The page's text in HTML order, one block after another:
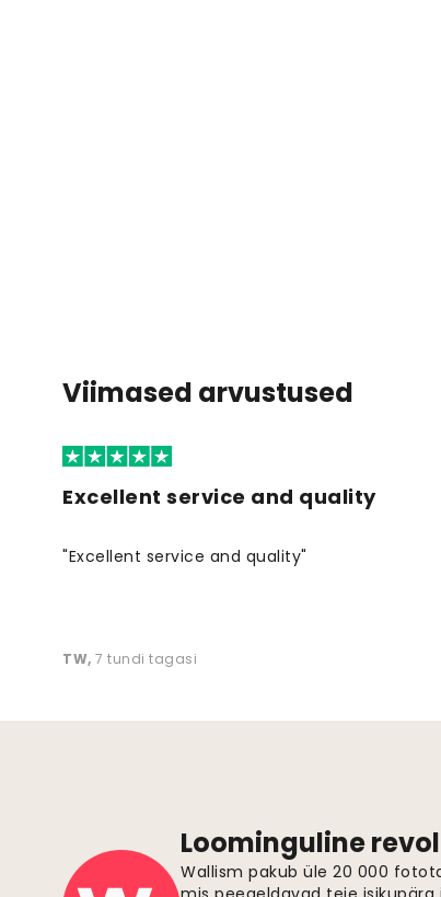
Viimased arvustused
Excellent service and quality
"Excellent service and quality"
TW, 7 tundi tagasi
Loominguline
Wallism pakub üle 20 000